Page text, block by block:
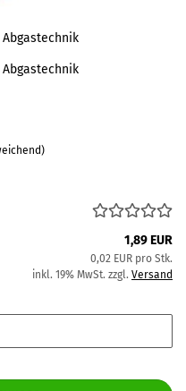
1,89 EUR
0,02 EUR pro Stk.
inkl. 19% MwSt. zzgl. Versand